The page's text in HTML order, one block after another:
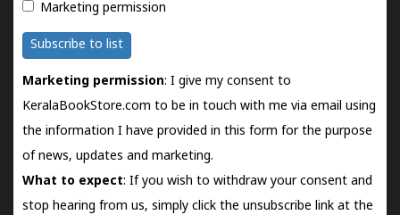
Marketing permission
Subscribe to list
Marketing permission: I give my consent to
KeralaBookStore.com to be in touch with me via email using
the information I have provided in this form for the purpose
of news, updates and marketing.
What to expect: If you wish to withdraw your consent and
stop hearing from us, simply click the unsubscribe link at the